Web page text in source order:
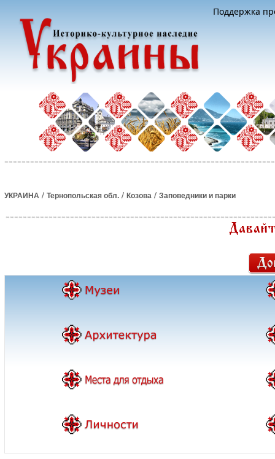
Поддержка
УКРАИНА / Тернопольская обл. / Козова / Заповедники и парки